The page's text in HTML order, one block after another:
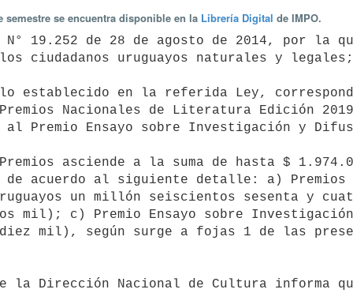
semestre se encuentra disponible en la Librería Digital de IMPO.
ciudadanos uruguayos naturales y legales;
Nacionales de Literatura Edición
al Premio Ensayo sobre Investigación y
acuerdo al siguiente detalle: a) Premios
un millón seiscientos sesenta y
mil); c) Premio Ensayo sobre
mil), según surge a fojas 1 de las